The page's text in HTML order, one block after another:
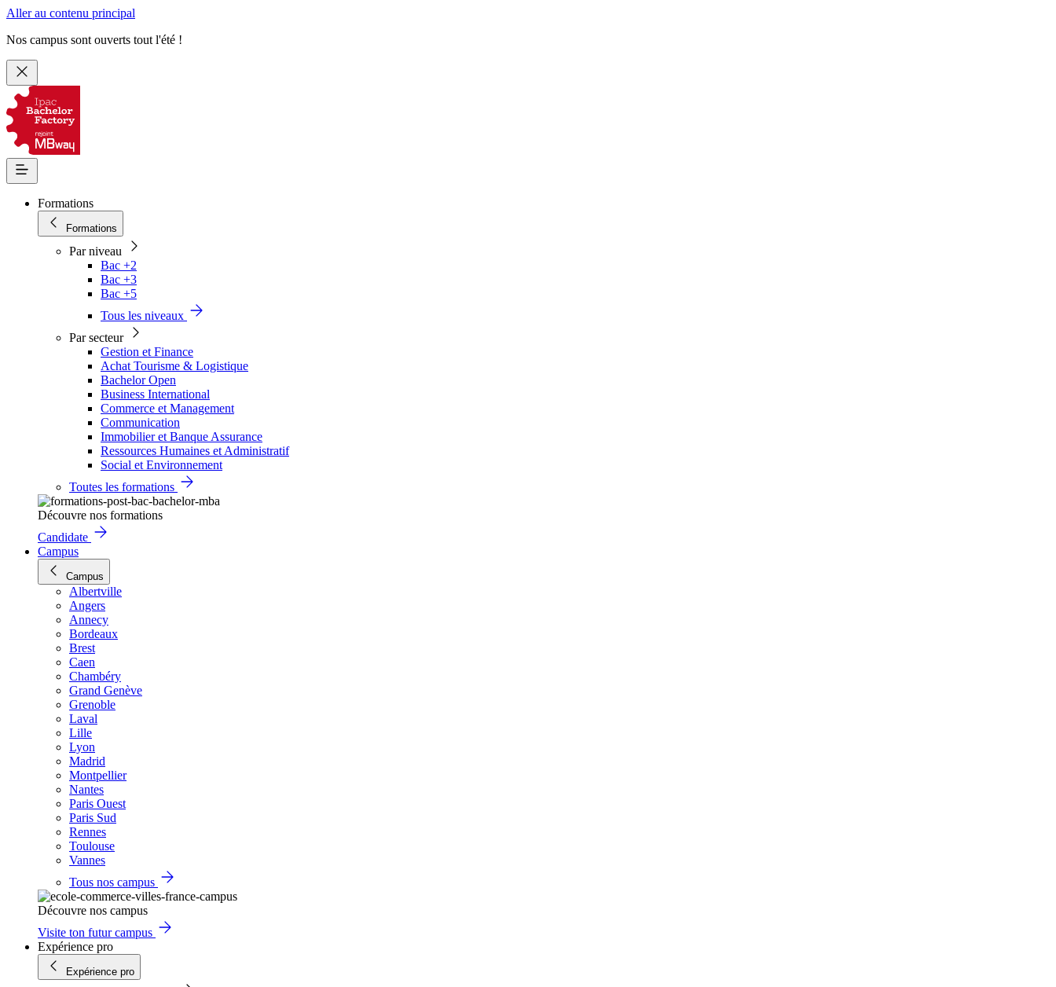
Aller au contenu principal
Nos campus sont ouverts tout l'été !
Formations
Formations
Par niveau
Bac +2
Bac +3
Bac +5
Tous les niveaux
Par secteur
Gestion et Finance
Achat Tourisme & Logistique
Bachelor Open
Business International
Commerce et Management
Communication
Immobilier et Banque Assurance
Ressources Humaines et Administratif
Social et Environnement
Toutes les formations
Découvre nos formations
Candidate
Campus
Campus
Albertville
Angers
Annecy
Bordeaux
Brest
Caen
Chambéry
Grand Genève
Grenoble
Laval
Lille
Lyon
Madrid
Montpellier
Nantes
Paris Ouest
Paris Sud
Rennes
Toulouse
Vannes
Tous nos campus
Découvre nos campus
Visite ton futur campus
Expérience pro
Expérience pro